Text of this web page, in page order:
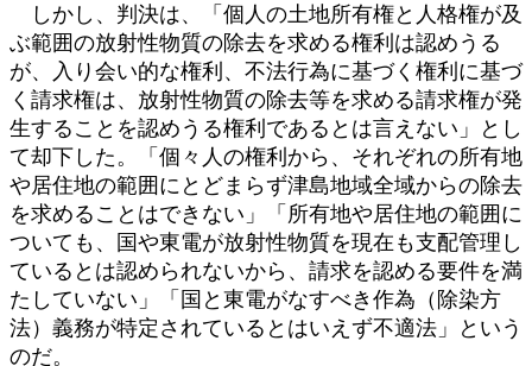
しかし、判決は、「個人の土地所有権と人格権が及
ぶ範囲の放射性物質の除去を求める権利は認めうる
が、入り会い的な権利、不法行為に基づく権利に基づ
く請求権は、放射性物質の除去等を求める請求権が発
生することを認めうる権利であるとは言えない」とし
て却下した。「個々人の権利から、それぞれの所有地
や居住地の範囲にとどまらず津島地域全域からの除去
を求めることはできない」「所有地や居住地の範囲に
ついても、国や東電が放射性物質を現在も支配管理し
ているとは認められないから、請求を認める要件を満
たしていない」「国と東電がなすべき作為（除染方
法）義務が特定されているとはいえず不適法」という
のだ。